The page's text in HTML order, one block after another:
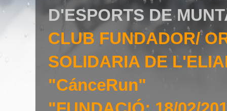
D'ESPORTS DE
CLUB FUNDADOR/
SOLIDARIA DE
"CánceRun"